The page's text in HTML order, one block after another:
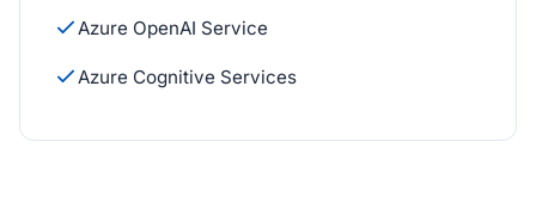
Azure OpenAI Service
Azure Cognitive Services